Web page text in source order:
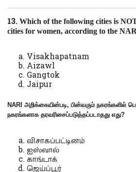
13.Which of the following cities is
cities for women, according to the
Visakhapatnam
Aizawl
Gangtok
Jaipur
NARIஅறிக்கையின்படி,பின்வரும் நகரங்களில்
நகரங்களாக தரவரிசைப்படுத்தப்படாதது எது?
விசாகப்பட்டினம்
ஐஸ்வால்
காங்டாக்
ஜெய்ப்பூர்